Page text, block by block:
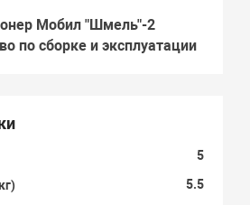
Мобил "Шмель"-2
по сборке и эксплуатации
5
5.5